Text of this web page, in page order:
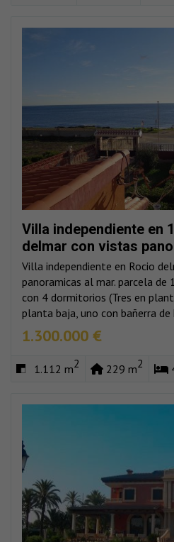
Villa independiente en
delmar con vistas
Villa independiente en Rocio
panoramicas al mar. parcela
con 4 dormitorios (Tres en
planta baja, uno con bañerra de
1.300.000 €
1.112 m2 229 m2